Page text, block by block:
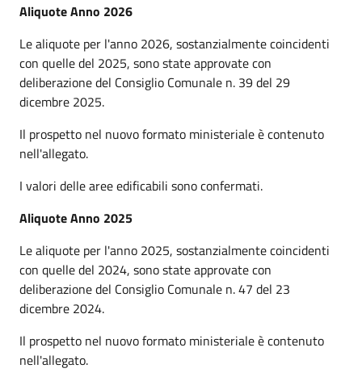
Aliquote Anno 2026
Le aliquote per l'anno 2026, sostanzialmente coincidenti
con quelle del 2025, sono state approvate con
deliberazione del Consiglio Comunale n. 39 del 29
dicembre 2025.
Il prospetto nel nuovo formato ministeriale è contenuto
nell'allegato.
I valori delle aree edificabili sono confermati.
Aliquote Anno 2025
Le aliquote per l'anno 2025, sostanzialmente coincidenti
con quelle del 2024, sono state approvate con
deliberazione del Consiglio Comunale n. 47 del 23
dicembre 2024.
Il prospetto nel nuovo formato ministeriale è contenuto
nell'allegato.